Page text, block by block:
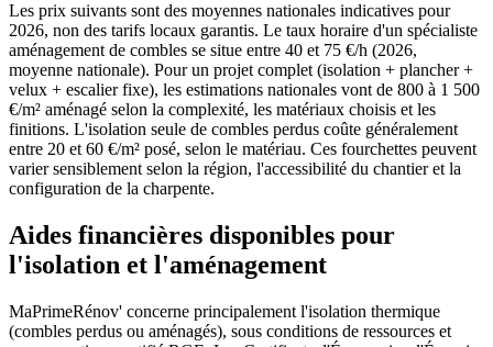
Les prix suivants sont des moyennes nationales indicatives pour
2026, non des tarifs locaux garantis. Le taux horaire d'un spécialiste
aménagement de combles se situe entre 40 et 75 €/h (2026,
moyenne nationale). Pour un projet complet (isolation + plancher +
velux + escalier fixe), les estimations nationales vont de 800 à 1 500
€/m² aménagé selon la complexité, les matériaux choisis et les
finitions. L'isolation seule de combles perdus coûte généralement
entre 20 et 60 €/m² posé, selon le matériau. Ces fourchettes peuvent
varier sensiblement selon la région, l'accessibilité du chantier et la
configuration de la charpente.
Aides financières disponibles pour
l'isolation et l'aménagement
MaPrimeRénov' concerne principalement l'isolation thermique
(combles perdus ou aménagés), sous conditions de ressources et